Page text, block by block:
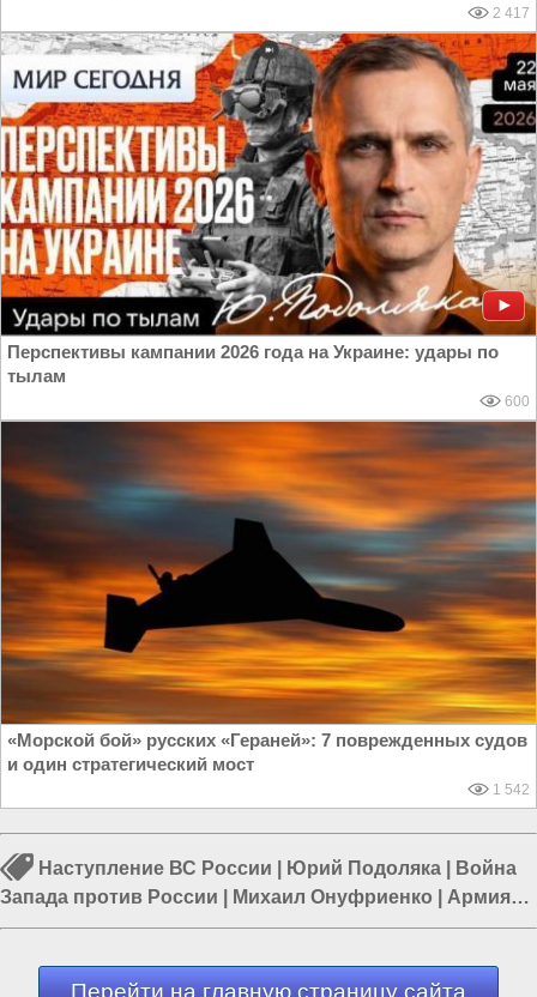
2 417
Перспективы кампании 2026 года на Украине: удары по
тылам
600
«Морской бой» русских «Гераней»: 7 поврежденных судов
и один стратегический мост
1 542
Наступление ВС России Юрий Подоляка
Война
Запада против России
Михаил Онуфриенко
Армия
России|Армия Украины|Война в Новороссии
Перейти на главную страницу сайта